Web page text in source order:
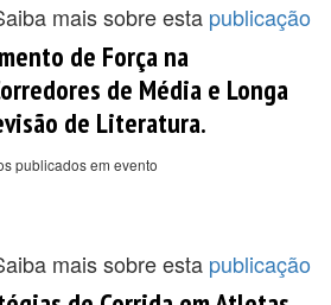
mais sobre esta publicação
de Força na
de Média e Longa
de Literatura.
publicados em evento
mais sobre esta publicação